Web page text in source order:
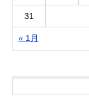
« 1月
31